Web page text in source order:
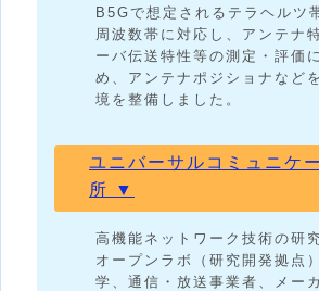
B5Gで想定されるテラヘルツ
周波数帯に対応し、アンテナ
ーバ伝送特性等の測定・評価
め、アンテナポジショナなど
境を整備しました。
ユニバーサルコミュニケ
所 ▼
高機能ネットワーク技術の研
オープンラボ（研究開発拠点
学、通信・放送事業者、メー